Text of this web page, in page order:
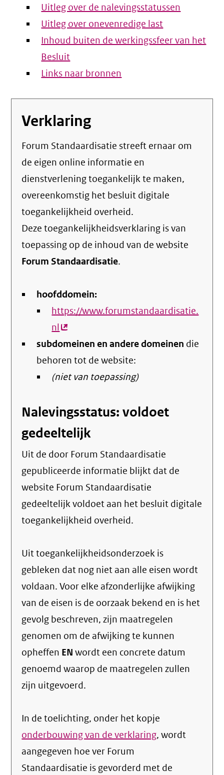
Uitleg over de nalevingsstatussen
Uitleg over onevenredige last
Inhoud buiten de werkingssfeer van het
Besluit
Links naar bronnen
Verklaring
Forum Standaardisatie streeft ernaar om
de eigen online informatie en
dienstverlening toegankelijk te maken,
overeenkomstig het besluit digitale
toegankelijkheid overheid.
Deze toegankelijkheidsverklaring is van
toepassing op de inhoud van de website
Forum Standaardisatie.
hoofddomein:
https://www.forumstandaardisatie.
nl(externe
link)
subdomeinen en andere domeinen die
behoren tot de website:
(niet van toepassing)
Nalevingsstatus: voldoet
gedeeltelijk
Uit de door Forum Standaardisatie
gepubliceerde informatie blijkt dat de
website Forum Standaardisatie
gedeeltelijk voldoet aan het besluit digitale
toegankelijkheid overheid.
Uit toegankelijkheidsonderzoek is
gebleken dat nog niet aan alle eisen wordt
voldaan. Voor elke afzonderlijke afwijking
van de eisen is de oorzaak bekend en is het
gevolg beschreven, zijn maatregelen
genomen om de afwijking te kunnen
opheffen EN wordt een concrete datum
genoemd waarop de maatregelen zullen
zijn uitgevoerd.
In de toelichting, onder het kopje
onderbouwing van de verklaring, wordt
aangegeven hoe ver Forum
Standaardisatie is gevorderd met de